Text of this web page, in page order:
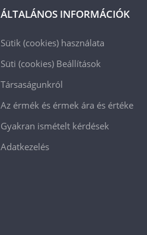
ÁLTALÁNOS INFORMÁCIÓK
Sütik (cookies) használata
Süti (cookies) Beállítások
Társaságunkról
Az érmék és érmek ára és értéke
Gyakran ismételt kérdések
Adatkezelés